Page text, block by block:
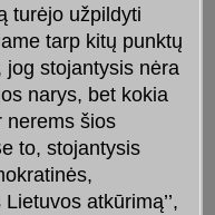
turėjo užpildyti
tarp kitų punktų
jog stojantysis nėra
narys, bet kokia
nerems šios
to, stojantysis
atkūrimą’’,